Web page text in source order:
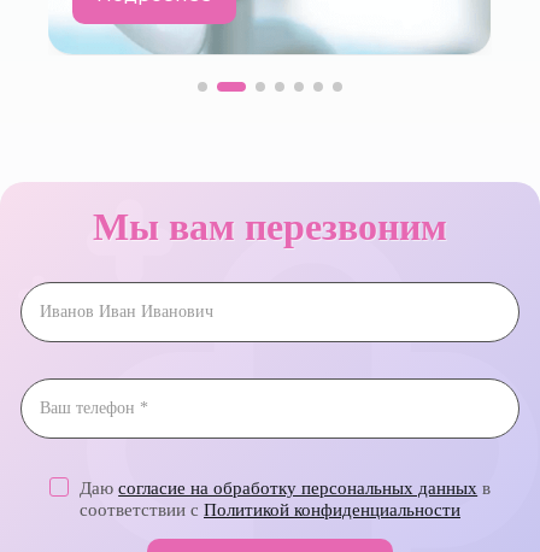
Мы вам перезвоним
Даюсогласие на обработку персональных данных в
соответствии с Политикой конфиденциальности